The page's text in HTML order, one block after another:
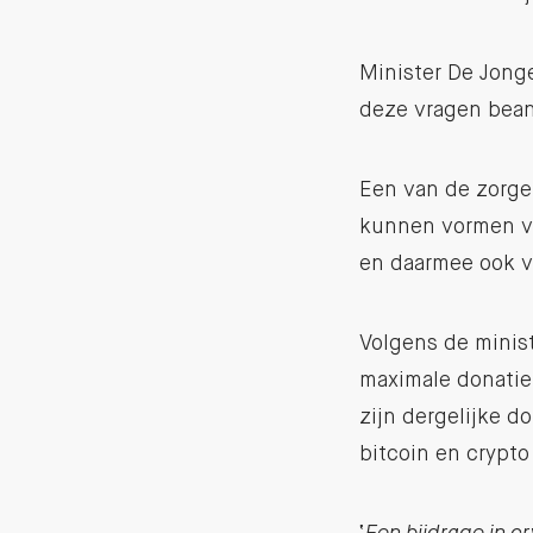
Minister De
deze vragen
Een van de
kunnen vormen
en daarmee ook
Volgens de
maximale
zijn dergelijke
bitcoin en